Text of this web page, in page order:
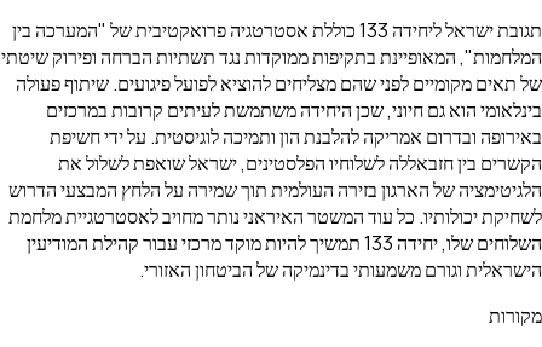
תגובת ישראל ליחידה 133 כוללת אסטרטגיה פרואקטיבית של "המערכה בין
המלחמות", המאופיינת בתקיפות ממוקדות נגד תשתיות הברחה ופירוק שיטתי
של תאים מקומיים לפני שהם מצליחים להוציא לפועל פיגועים. שיתוף פעולה
בינלאומי הוא גם חיוני, שכן היחידה משתמשת לעיתים קרובות במרכזים
באירופה ובדרום אמריקה להלבנת הון ותמיכה לוגיסטית. על ידי חשיפת
הקשרים בין חזבאללה לשלוחיו הפלסטינים, ישראל שואפת לשלול את
הלגיטימציה של הארגון בזירה העולמית תוך שמירה על הלחץ המבצעי הדרוש
לשחיקת יכולותיו. כל עוד המשטר האיראני נותר מחויב לאסטרטגיית מלחמת
השלוחים שלו, יחידה 133 תמשיך להיות מוקד מרכזי עבור קהילת המודיעין
הישראלית וגורם משמעותי בדינמיקה של הביטחון האזורי.
מקורות